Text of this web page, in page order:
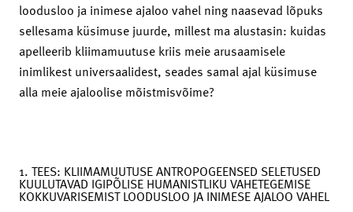
loodusloo ja inimese ajaloo vahel ning naasevad lõpuks
sellesama küsimuse juurde, millest ma alustasin: kuidas
apelleerib kliimamuutuse kriis meie arusaamisele
inimlikest universaalidest, seades samal ajal küsimuse
alla meie ajaloolise mõistmisvõime?
1. TEES: KLIIMAMUUTUSE ANTROPOGEENSED SELETUSED
KUULUTAVAD IGIPÕLISE HUMANISTLIKU VAHETEGEMISE
KOKKUVARISEMIST LOODUSLOO JA INIMESE AJALOO VAHEL